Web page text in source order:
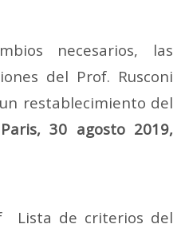
necesarios, las
del Prof. Rusconi
restablecimiento del
Paris, 30 agosto 2019,
f Lista de criterios del